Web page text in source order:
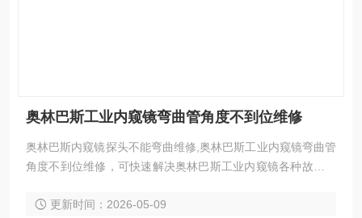
奥林巴斯工业内窥镜弯曲管角度不到位维修
奥林巴斯内窥镜探头不能弯曲维修,奥林巴斯工业内窥镜弯曲管
角度不到位维修，可快速解决奥林巴斯工业内窥镜各种故障：
维修，花屏维修，白屏维修，液晶屏显示竖条、横条、多画
更新时间：2026-05-09